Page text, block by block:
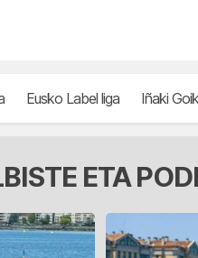
Eusko Label liga Iñaki
ETA